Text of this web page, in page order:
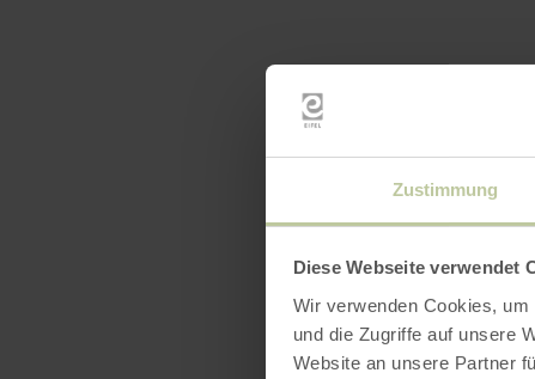
Zustimmung
Diese Webseite verwendet
Wir verwenden Cookies,
und die Zugriffe auf unsere
Website an unsere Partner